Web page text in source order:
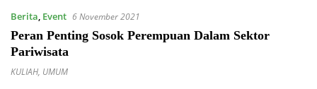
Berita, Event 6 November 2021
Peran Penting Sosok Perempuan Dalam Sektor
Pariwisata
KULIAH, UMUM